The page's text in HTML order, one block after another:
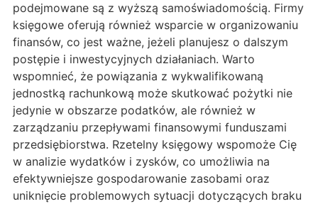
podejmowane są z wyższą samoświadomością. Firmy
księgowe oferują również wsparcie w organizowaniu
finansów, co jest ważne, jeżeli planujesz o dalszym
postępie i inwestycyjnych działaniach. Warto
wspomnieć, że powiązania z wykwalifikowaną
jednostką rachunkową może skutkować pożytki nie
jedynie w obszarze podatków, ale również w
zarządzaniu przepływami finansowymi funduszami
przedsiębiorstwa. Rzetelny księgowy wspomoże Cię
w analizie wydatków i zysków, co umożliwia na
efektywniejsze gospodarowanie zasobami oraz
uniknięcie problemowych sytuacji dotyczących braku